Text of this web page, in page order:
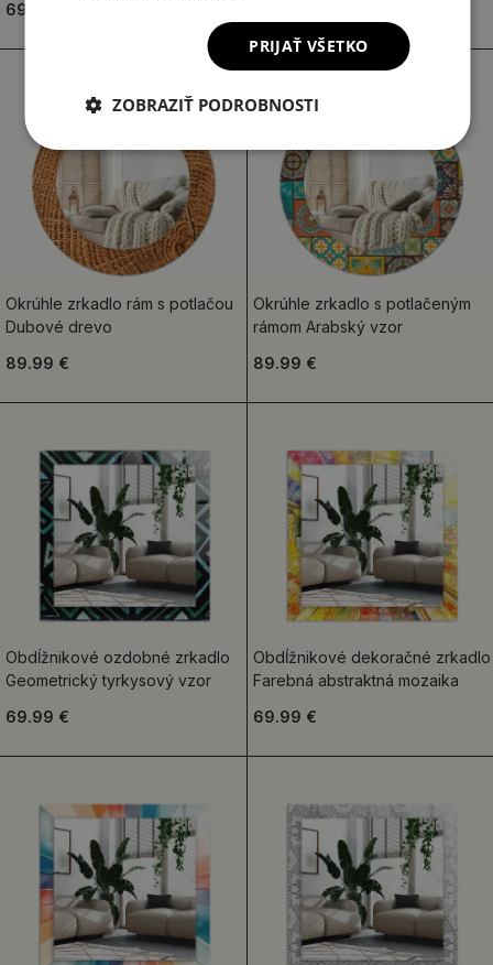
69.99 €
Okrúhle zrkadlo rám s potlačou
Dubové drevo
89.99 €
Okrúhle zrkadlo s potlačeným
rámom Arabský vzor
89.99 €
Obdĺžnikové ozdobné zrkadlo
Geometrický tyrkysový vzor
69.99 €
Obdĺžnikové dekoračné zrkadlo
Farebná abstraktná mozaika
69.99 €
PRIJAŤ VŠETKO
ZOBRAZIŤ PODROBNOSTI